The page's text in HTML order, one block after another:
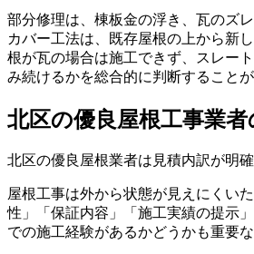
部分修理は、棟板金の浮き、瓦のズ
カバー工法は、既存屋根の上から新
根が瓦の場合は施工できず、スレー
み続けるかを総合的に判断すること
北区の優良屋根工事業
北区の優良屋根業者は見積内訳が明
屋根工事は外から状態が見えにくい
性」「保証内容」「施工実績の提示
での施工経験があるかどうかも重要な